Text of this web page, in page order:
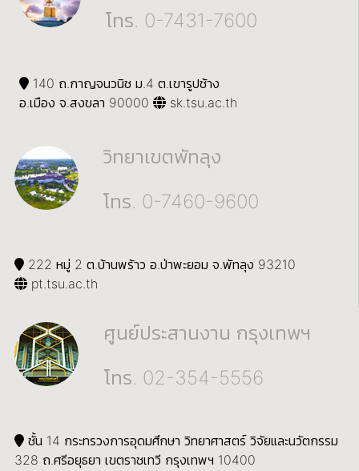
โทร. 0-7431-7600
140 ถ.กาญจนวนิช ม.4 ต.เขารูปช้าง
อ.เมือง จ.สงขลา 90000
sk.tsu.ac.th
วิทยาเขตพัทลุง
โทร. 0-7460-9600
222 หมู่ 2 ต.บ้านพร้าว อ.ป่าพะยอม จ.พัทลุง 93210
pt.tsu.ac.th
ศูนย์ประสานงาน กรุงเทพฯ
โทร. 02-354-5556
ชั้น 14 กระทรวงการอุดมศึกษา วิทยาศาสตร์ วิจัยและนวัตกรรม
328 ถ.ศรีอยุธยา เขตราชเทวี กรุงเทพฯ 10400